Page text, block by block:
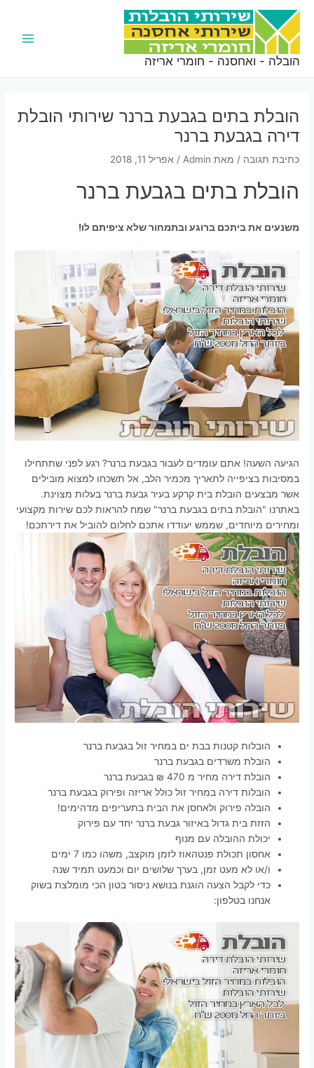
הובלה - ואחסנה - חומרי אריזה
הובלת בתים בגבעת ברנר שירותי הובלת
דירה בגבעת ברנר
כתיבת תגובה / מאת Admin
/אפריל 11, 2018
הובלת בתים בגבעת ברנר
משנעים את ביתכם ברוגע ובתמחור שלא ציפיתם לו!
הגיעה השעה! אתם עומדים לעבור בגבעת ברנר? רגע לפני שתתחילו
במסיבות בציפייה לתאריך מכמיר הלב, אל תשכחו למצוא מובילים
אשר מבצעים הובלת בית קרקע בעיר גבעת ברנר בעלות מצוינת.
באתרנו "הובלת בתים בגבעת ברנר" שמח להראות לכם שירות מקצועי
ומחירים מיוחדים, שממש יעודדו אתכם לחלום להוביל את דירתכם!
הובלות קטנות בבת ים במחיר זול בגבעת ברנר
הובלת משרדים בגבעת ברנר
הובלת דירה מחיר מ 470 ₪ בגבעת ברנר
הובלות דירה במחיר זול כולל אריזה ופירוק בגבעת ברנר
הובלה פירוק ולאחסן את הבית בתעריפים מדהימים!
הזזת בית גדול באיזור גבעת ברנר יחד עם פירוק
יכולת ההובלה עם מנוף
אחסון תכולת פנטהאוז לזמן מוקצב, משהו כמו 7 ימים
ו/או לא מעט זמן, בערך שלושים יום וכמעט תמיד שנה
כדי לקבל הצעה הוגנת בנושא ניסור בטון הכי מומלצת בשוק
אנחנו בטלפון: